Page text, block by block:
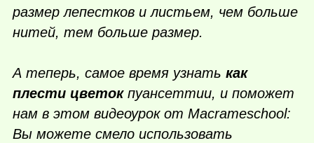
размер лепестков и листьем, чем больше
нитей, тем больше размер.
А теперь, самое время узнать как
плести цветокпуансеттии, и поможет
нам в этом видеоурок от Macrameschool:
Вы можете смело использовать